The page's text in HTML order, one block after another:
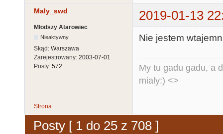
Maly_swd 2019-01-13
Młodszy Atarowiec
Nieaktywny
Skąd: Warszawa
Zarejestrowany: 2003-07-01
Posty: 572
Nie jestem
My tu gadu gadu, a
mialy:) <>
Strona
Posty [ 1 do 25 z 708 ]